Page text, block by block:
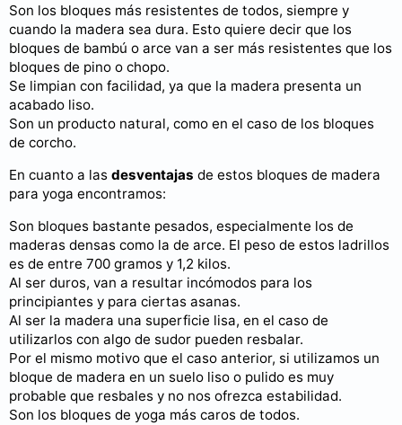
Son los bloques más resistentes de todos, siempre y
cuando la madera sea dura. Esto quiere decir que los
bloques de bambú o arce van a ser más resistentes que los
bloques de pino o chopo.
Se limpian con facilidad, ya que la madera presenta un
acabado liso.
Son un producto natural, como en el caso de los bloques
de corcho.
En cuanto a las desventajas de estos bloques de madera
para yoga encontramos:
Son bloques bastante pesados, especialmente los de
maderas densas como la de arce. El peso de estos ladrillos
es de entre 700 gramos y 1,2 kilos.
Al ser duros, van a resultar incómodos para los
principiantes y para ciertas asanas.
Al ser la madera una superficie lisa, en el caso de
utilizarlos con algo de sudor pueden resbalar.
Por el mismo motivo que el caso anterior, si utilizamos un
bloque de madera en un suelo liso o pulido es muy
probable que resbales y no nos ofrezca estabilidad.
Son los bloques de yoga más caros de todos.